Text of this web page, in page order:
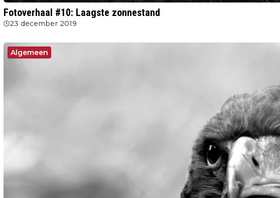
Fotoverhaal #10: Laagste zonnestand
23 december 2019
Algemeen